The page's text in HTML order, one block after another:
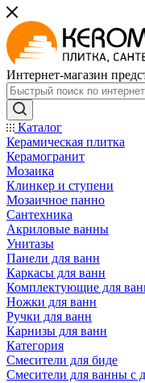
Интернет-магазин
Каталог
Керамическая плитка
Керамогранит
Мозаика
Клинкер и ступени
Мозаичное панно
Сантехника
Акриловые ванны
Унитазы
Панели для ванн
Каркасы для ванн
Комплектующие для
Ножки для ванн
Ручки для ванн
Карнизы для ванн
Категория
Смесители для биде
Смесители для ванны с